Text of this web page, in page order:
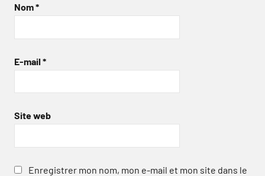
Nom*
E-mail *
Site web
Enregistrer mon nom, mon e-mail et mon site dans le